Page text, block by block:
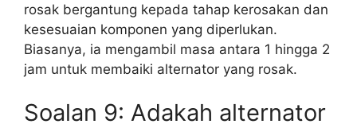
rosak bergantung kepada tahap kerosakan dan
kesesuaian komponen yang diperlukan.
Biasanya, ia mengambil masa antara 1 hingga 2
jam untuk membaiki alternator yang rosak.
Soalan 9: Adakah alternator